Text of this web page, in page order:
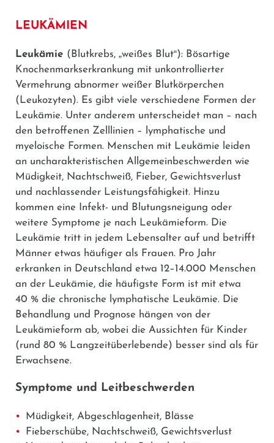
LEUKÄMIEN
Leukämie (Blutkrebs, „weißes Blut“): Bösartige
Knochenmarkserkrankung mit unkontrollierter
Vermehrung abnormer weißer Blutkörperchen
(Leukozyten). Es gibt viele verschiedene Formen der
Leukämie. Unter anderem unterscheidet man – nach
den betroffenen Zelllinien – lymphatische und
myeloische Formen. Menschen mit Leukämie leiden
an uncharakteristischen Allgemeinbeschwerden wie
Müdigkeit, Nachtschweiß, Fieber, Gewichtsverlust
und nachlassender Leistungsfähigkeit. Hinzu
kommen eine Infekt- und Blutungsneigung oder
weitere Symptome je nach Leukämieform. Die
Leukämie tritt in jedem Lebensalter auf und betrifft
Männer etwas häufiger als Frauen. Pro Jahr
erkranken in Deutschland etwa 12–14.000 Menschen
an der Leukämie, die häufigste Form ist mit etwa
40 % die chronische lymphatische Leukämie. Die
Behandlung und Prognose hängen von der
Leukämieform ab, wobei die Aussichten für Kinder
(rund 80 % Langzeitüberlebende) besser sind als für
Erwachsene.
Symptome und Leitbeschwerden
Müdigkeit, Abgeschlagenheit, Blässe
Fieberschübe, Nachtschweiß, Gewichtsverlust